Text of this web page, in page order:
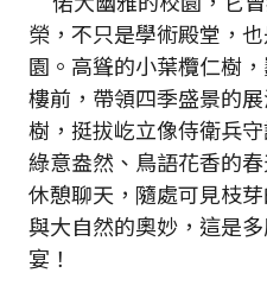
榮，不只是學術殿堂，
園。高聳的小葉欖仁樹
樓前，帶領四季盛景的
樹，挺拔屹立像侍衛兵
綠意盎然、鳥語花香的
休憩聊天，隨處可見枝
與大自然的奧妙，這是
宴！